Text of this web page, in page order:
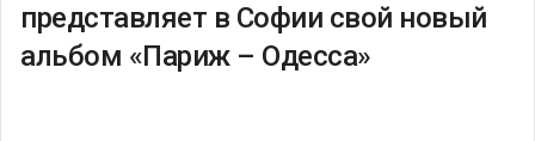
представляет в Софии свой новый
альбом «Париж – Одесса»